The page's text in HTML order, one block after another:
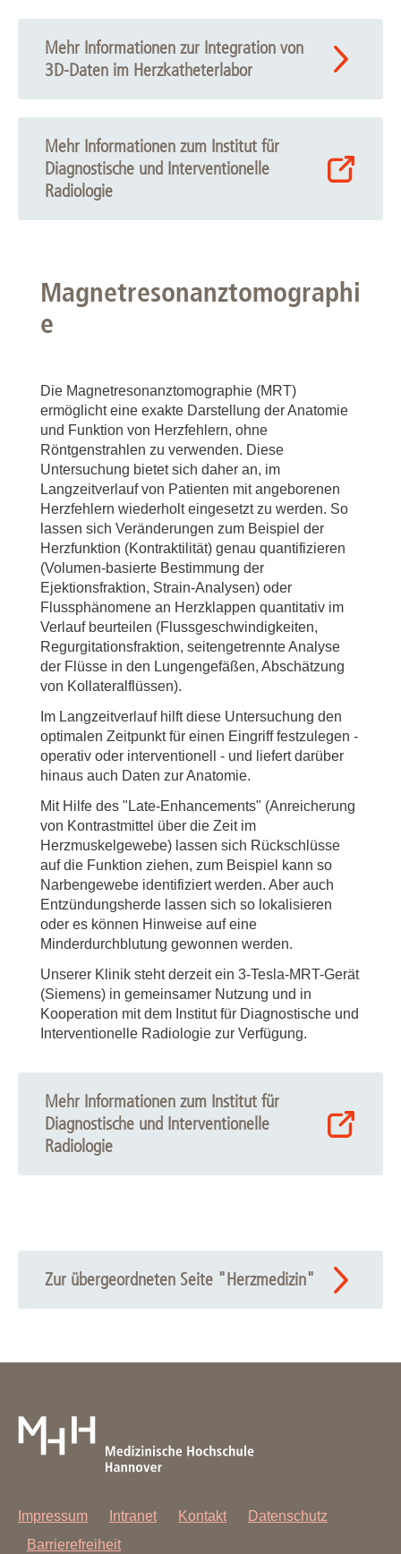
Mehr Informationen zur Integration von
3D-Daten im Herzkatheterlabor
Mehr Informationen zum Institut für
Diagnostische und Interventionelle
Radiologie
Magnetresonanztomographi
e
Die Magnetresonanztomographie (MRT)
ermöglicht eine exakte Darstellung der Anatomie
und Funktion von Herzfehlern, ohne
Röntgenstrahlen zu verwenden. Diese
Untersuchung bietet sich daher an, im
Langzeitverlauf von Patienten mit angeborenen
Herzfehlern wiederholt eingesetzt zu werden. So
lassen sich Veränderungen zum Beispiel der
Herzfunktion (Kontraktilität) genau quantifizieren
(Volumen-basierte Bestimmung der
Ejektionsfraktion, Strain-Analysen) oder
Flussphänomene an Herzklappen quantitativ im
Verlauf beurteilen (Flussgeschwindigkeiten,
Regurgitationsfraktion, seitengetrennte Analyse
der Flüsse in den Lungengefäßen, Abschätzung
von Kollateralflüssen).
Im Langzeitverlauf hilft diese Untersuchung den
optimalen Zeitpunkt für einen Eingriff festzulegen -
operativ oder interventionell - und liefert darüber
hinaus auch Daten zur Anatomie.
Mit Hilfe des "Late-Enhancements" (Anreicherung
von Kontrastmittel über die Zeit im
Herzmuskelgewebe) lassen sich Rückschlüsse
auf die Funktion ziehen, zum Beispiel kann so
Narbengewebe identifiziert werden. Aber auch
Entzündungsherde lassen sich so lokalisieren
oder es können Hinweise auf eine
Minderdurchblutung gewonnen werden.
Unserer Klinik steht derzeit ein 3-Tesla-MRT-Gerät
(Siemens) in gemeinsamer Nutzung und in
Kooperation mit dem Institut für Diagnostische und
Interventionelle Radiologie zur Verfügung.
Mehr Informationen zum Institut für
Diagnostische und Interventionelle
Radiologie
Zur übergeordneten Seite "Herzmedizin"
Impressum Intranet Kontakt
Datenschutz
Barrierefreiheit